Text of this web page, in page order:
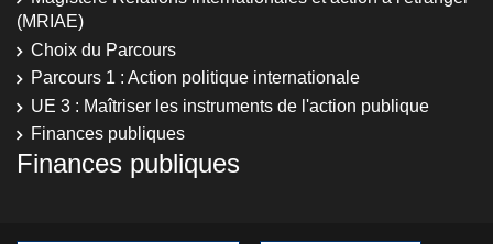
(MRIAE)
Choix du Parcours
Parcours 1 : Action politique internationale
UE 3 : Maîtriser les instruments de l'action publique
Finances publiques
Finances publiques